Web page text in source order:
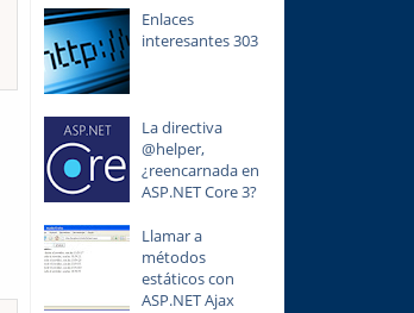
Enlaces
interesantes 303
La directiva
@helper,
¿reencarnada en
ASP.NET Core 3?
Llamar a
métodos
estáticos con
ASP.NET Ajax